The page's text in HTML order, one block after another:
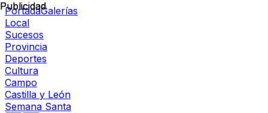
PortadaGalerías
Local
Sucesos
Provincia
Deportes
Cultura
Campo
Castilla y León
Semana Santa
Publicidad
Publicidad